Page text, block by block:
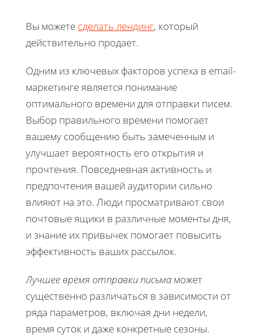
Вы можете сделать лендинг, который
действительно продает.
Одним из ключевых факторов успеха в email-
маркетинге является понимание
оптимального времени для отправки писем.
Выбор правильного времени помогает
вашему сообщению быть замеченным и
улучшает вероятность его открытия и
прочтения. Повседневная активность и
предпочтения вашей аудитории сильно
влияют на это. Люди просматривают свои
почтовые ящики в различные моменты дня,
и знание их привычек помогает повысить
эффективность ваших рассылок.
Лучшее время отправки письма может
существенно различаться в зависимости от
ряда параметров, включая дни недели,
время суток и даже конкретные сезоны.